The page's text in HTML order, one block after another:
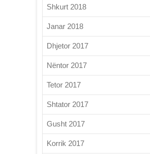
Shkurt 2018
Janar 2018
Dhjetor 2017
Nëntor 2017
Tetor 2017
Shtator 2017
Gusht 2017
Korrik 2017